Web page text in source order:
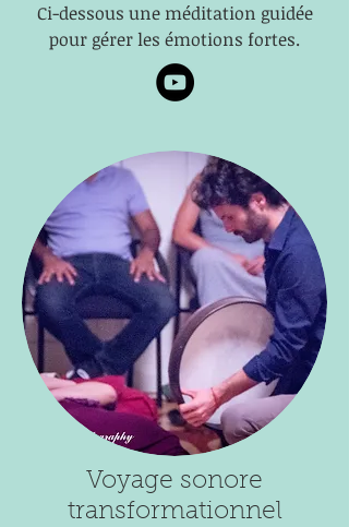
Ci-dessous une méditation guidée
pour gérer les émotions fortes.
Voyage sonore
transformationnel